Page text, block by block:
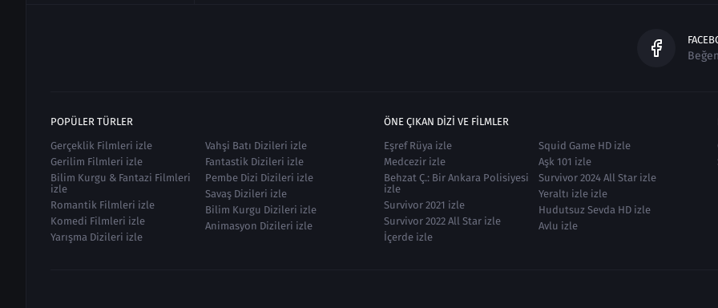
Beğen
POPÜLER TÜRLER
Gerçeklik Filmleri izle
Gerilim Filmleri izle
Bilim Kurgu & Fantazi Filmleri
izle
Romantik Filmleri izle
Komedi Filmleri izle
Yarışma Dizileri izle
Vahşi Batı Dizileri izle
Fantastik Dizileri izle
Pembe Dizi Dizileri izle
Savaş Dizileri izle
Bilim Kurgu Dizileri izle
Animasyon Dizileri izle
ÖNE ÇIKAN DIZI VE FILMLER
Eşref Rüya izle
Medcezir izle
Behzat Ç.: Bir Ankara Polisiyesi
izle
Survivor 2021 izle
Survivor 2022 All Star izle
İçerde izle
Squid Game HD izle
Aşk 101 izle
Survivor 2024 All Star izle
Yeraltı izle izle
Hudutsuz Sevda HD izle
Avlu izle